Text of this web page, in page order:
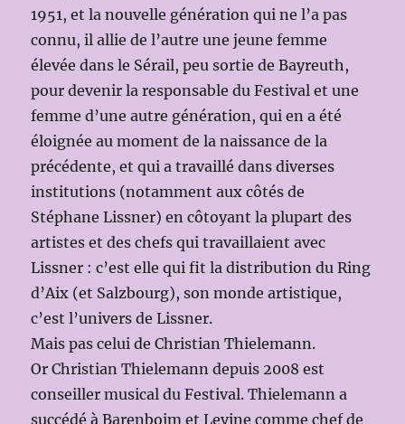
1951, et la nouvelle génération qui ne l’a pas
connu, il allie de l’autre une jeune femme
élevée dans le Sérail, peu sortie de Bayreuth,
pour devenir la responsable du Festival et une
femme d’une autre génération, qui en a été
éloignée au moment de la naissance de la
précédente, et qui a travaillé dans diverses
institutions (notamment aux côtés de
Stéphane Lissner) en côtoyant la plupart des
artistes et des chefs qui travaillaient avec
Lissner : c’est elle qui fit la distribution du Ring
d’Aix (et Salzbourg), son monde artistique,
c’est l’univers de Lissner.
Mais pas celui de Christian Thielemann.
Or Christian Thielemann depuis 2008 est
conseiller musical du Festival. Thielemann a
succédé à Barenboim et Levine comme chef de